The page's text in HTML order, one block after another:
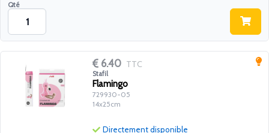
Qté
6.40 TTC
Stafil
Flamingo
729930-05
14x25cm
Directement disponible